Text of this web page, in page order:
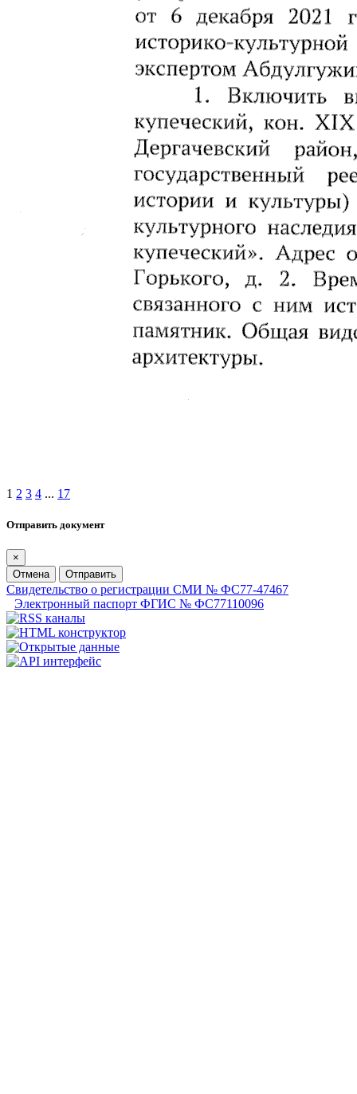
1 2 3 4 ... 17
Отправить документ
×
Отмена
Отправить
Свидетельство о регистрации СМИ № ФС77-47467
Электронный паспорт ФГИС № ФС77110096